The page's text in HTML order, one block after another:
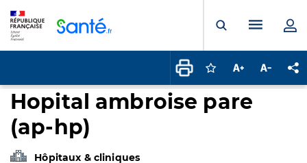
Ouvrir laMenu
Connectez-vous
Augmenter la
Hopital ambroise pare
(ap-hp)
Hôpitaux & cliniques